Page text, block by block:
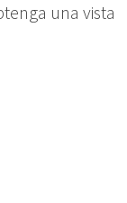
una vista